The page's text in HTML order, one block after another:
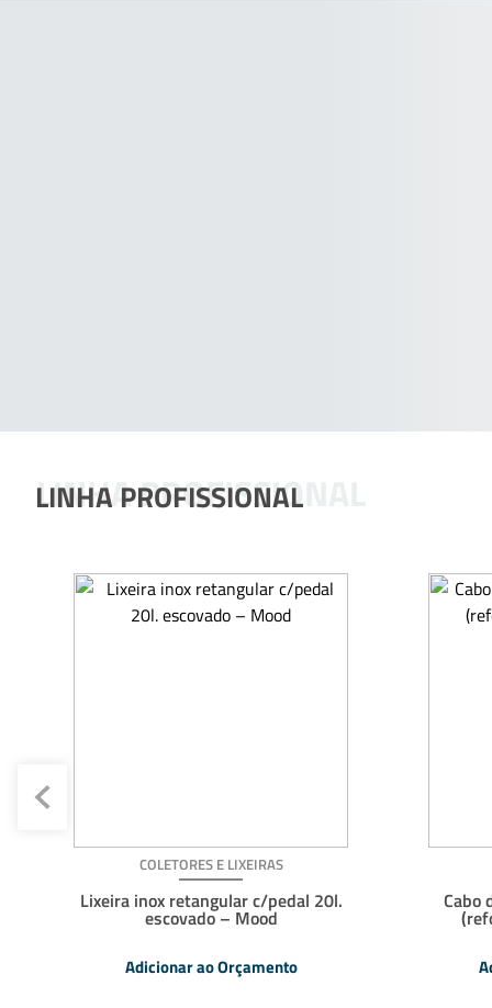
LINHA PROFISSIONAL
LINHA PROFISSIONAL
COLETORES E LIXEIRAS
Lixeira inox retangular c/pedal 20l.
escovado – Mood
Adicionar ao Orçamento
Cabo